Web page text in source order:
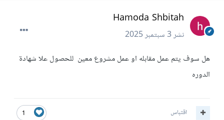
Hamoda Shbitah
نشر3 سبتمبر 2025
هل سوف يتم عمل مقابله او عمل مشروع معين للحصول علا شهادة
الدوره
1 اقتباس